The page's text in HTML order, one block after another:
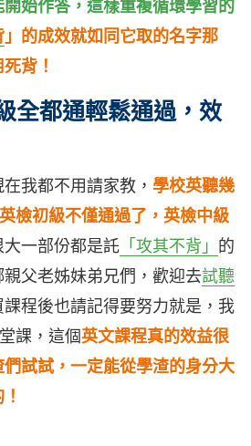
始作答，這樣重複循環學習的
」的成效就如同它取的名字那
背！
全都通輕鬆通過，效
我都不用請家教， 學校英聽幾
檢初級不僅通過了，英檢中級
大一部份都是託 「攻其不背」 的
父老姊妹弟兄們，歡迎去試聽
程後也請記得要努力就是，我
課，這個英文課程真的效益很
試試，一定能從學渣的身分大